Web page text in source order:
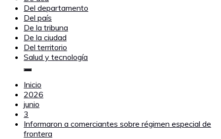
Del departamento
Del país
De la tribuna
De la ciudad
Del territorio
Salud y tecnología
Inicio
2026
junio
3
Informaron a comerciantes sobre régimen especial de
frontera